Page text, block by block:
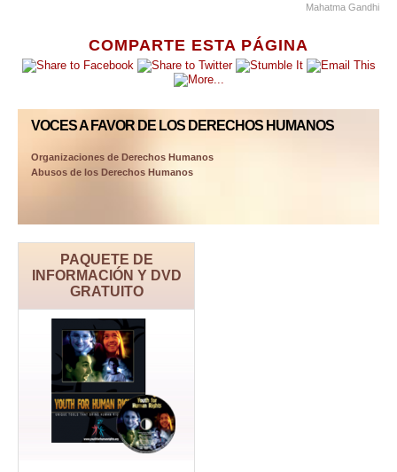
COMPARTE ESTA PÁGINA
VOCES A FAVOR DE LOS DERECHOS HUMANOS
Organizaciones de Derechos Humanos
Abusos de los Derechos Humanos
PAQUETE DE
INFORMACIÓN Y DVD
GRATUITO
Mahatma Gandhi